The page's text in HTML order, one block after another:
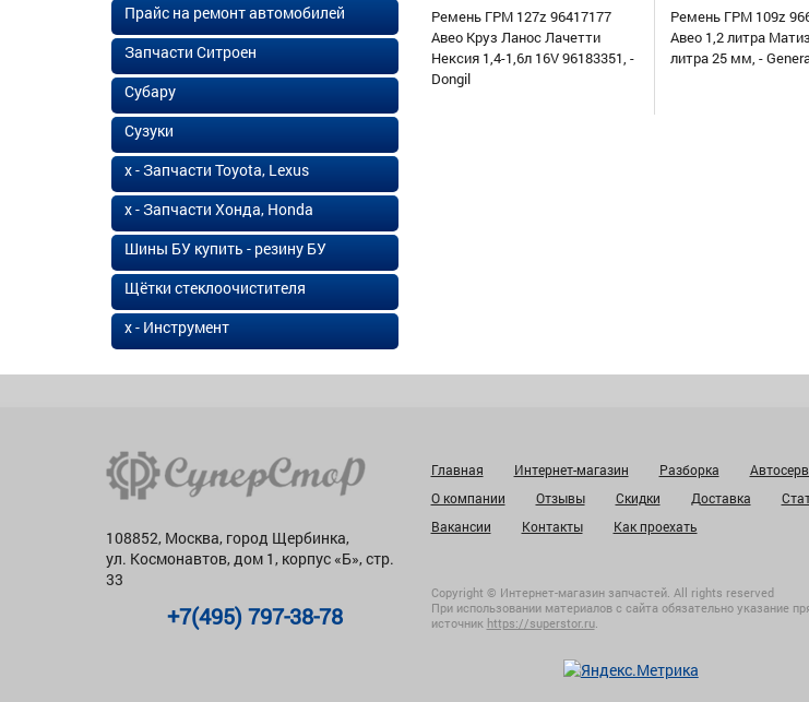
Ремень ГРМ 127z 96417177
Авео Круз Ланос Лачетти
Нексия 1,4-1,6л 16V 96183351, -
Dongil
Ремень ГРМ 109z
Авео 1,2 литра
литра 25 мм, -
Прайс на ремонт автомобилей
Запчасти Ситроен
Субару
Сузуки
х - Запчасти Toyota, Lexus
х - Запчасти Хонда, Honda
Шины БУ купить - резину БУ
Щётки стеклоочистителя
х - Инструмент
108852, Москва, город Щербинка,
ул. Космонавтов, дом 1, корпус «Б», стр.
33
+7(495) 797-38-78
Главная Интернет-магазин Разборка
О компании
Отзывы Скидки Доставка
Вакансии
Контакты Как проехать
Copyright © Интернет-магазин запчастей. All rights reserved
При использовании материалов с сайта обязательно указание
источник https://superstor.ru.